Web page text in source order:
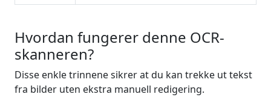
Hvordan fungerer denne OCR-
skanneren?
Disse enkle trinnene sikrer at du kan trekke ut tekst
fra bilder uten ekstra manuell redigering.